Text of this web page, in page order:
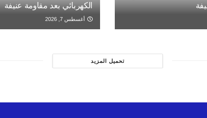
الكهربائي بعد مقاومة عنيفة
أغسطس 7, 2026
تحميل المزيد